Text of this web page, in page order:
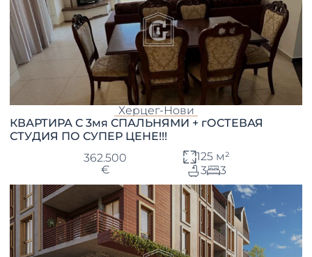
Херцег-Нови
КВАРТИРА С 3мя СПАЛЬНЯМИ + гОСТЕВАЯ
СТУДИЯ ПО СУПЕР ЦЕНЕ!!!
362.500
€
125 м²
3
3